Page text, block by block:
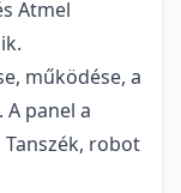
Atmel
működése, a
panel a
robot